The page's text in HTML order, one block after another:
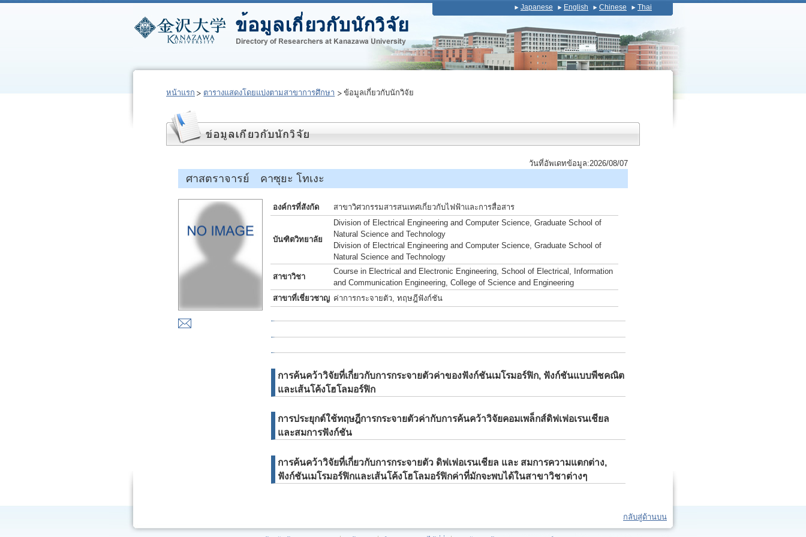
Japanese English Chinese Thai
หน้าแรก ตารางแสดงโดยแบ่งตามสาขาการศึกษา ข้อมูลเกี่ยวกับนักวิจัย
วันที่อัพเดทข้อมูล:2026/08/07
ศาสตราจารย์ คาซุยะ โทเงะ
องค์กรที่สังกัด สาขาวิศวกรรมสารสนเทศเกี่ยวกับไฟฟ้าและการสื่อสาร
บันฑิตวิทยาลัย
Division of Electrical Engineering and Computer Science, Graduate School of
Natural Science and Technology
Division of Electrical Engineering and Computer Science, Graduate School of
Natural Science and Technology
สาขาวิชา
Course in Electrical and Electronic Engineering, School of Electrical, Information
and Communication Engineering, College of Science and Engineering
สาขาที่เชี่ยวชาญ ค่าการกระจายตัว, ทฤษฎีฟังก์ชัน
การค้นคว้าวิจัยที่เกี่ยวกับการกระจายตัวค่าของฟังก์ชันเมโรมอร์ฟิก, ฟังก์ชันแบบพีชคณิต
และเส้นโค้งโฮโลมอร์ฟิก
การประยุกต์ใช้ทฤษฎีการกระจายตัวค่ากับการค้นคว้าวิจัยคอมเพล็กส์ดิฟเฟอเรนเชียล
และสมการฟังก์ชัน
การค้นคว้าวิจัยที่เกี่ยวกับการกระจายตัว ดิฟเฟอเรนเชียล และ สมการความแตกต่าง,
ฟังก์ชันเมโรมอร์ฟิกและเส้นโค้งโฮโลมอร์ฟิกค่าที่มักจะพบได้ในสาขาวิชาต่างๆ
กลับสู่ด้านบน